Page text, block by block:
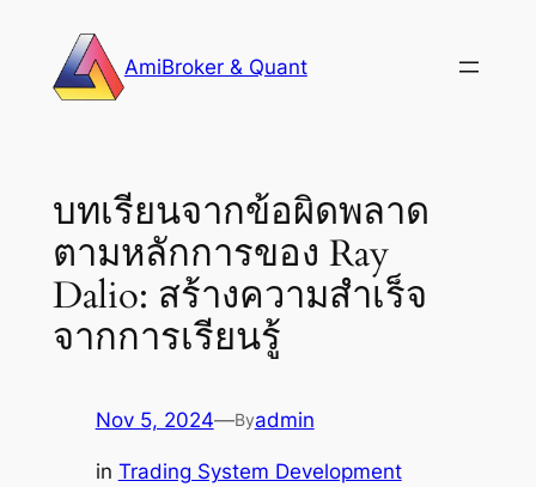
content
AmiBroker & Quant
บทเรียนจากข้อผิดพลาด
ตามหลักการของ Ray
Dalio: สร้างความสำเร็จ
จากการเรียนรู้
Nov 5, 2024—Byadmin
in Trading System Development